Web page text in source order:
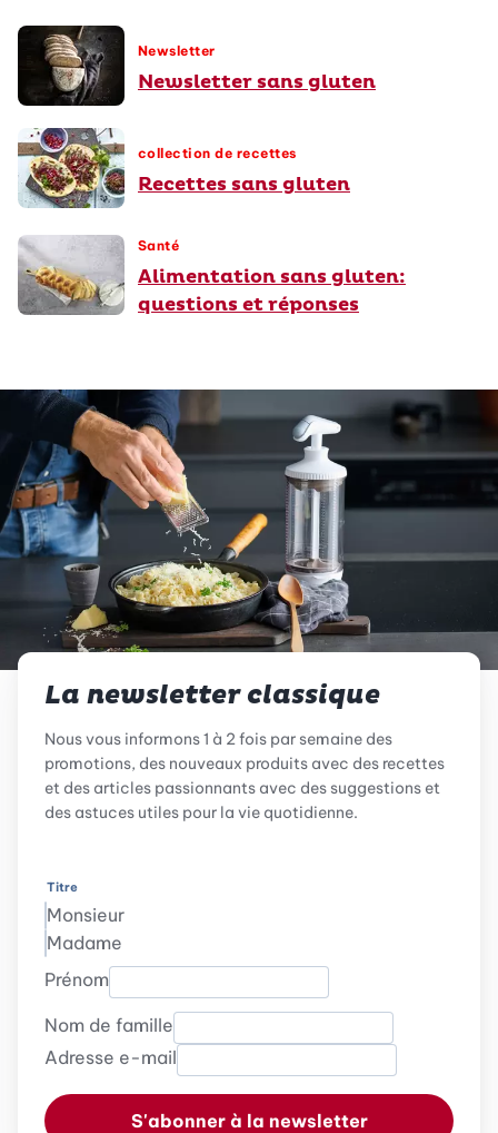
Newsletter
Newsletter sans gluten
collection de recettes
Recettes sans gluten
Santé
Alimentation sans gluten:
questions et réponses
La newsletter classique
Nous vous informons 1 à 2 fois par semaine des
promotions, des nouveaux produits avec des recettes
et des articles passionnants avec des suggestions et
des astuces utiles pour la vie quotidienne.
Titre
Monsieur
Madame
Prénom
Nom de famille
Adresse e-mail
S'abonner à la newsletter